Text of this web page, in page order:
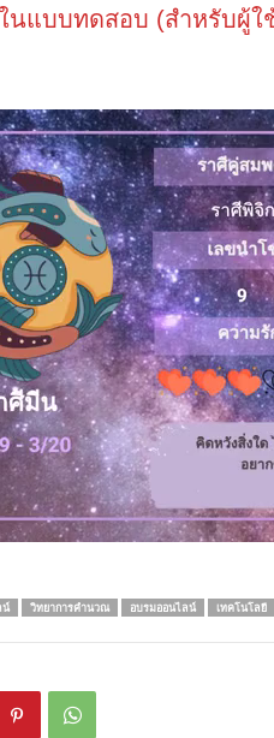
นแบบทดสอบ (สำหรับผู้ใ
น์ วิทยาการคำนวณ อบรมออนไลน์ เทคโนโลยี